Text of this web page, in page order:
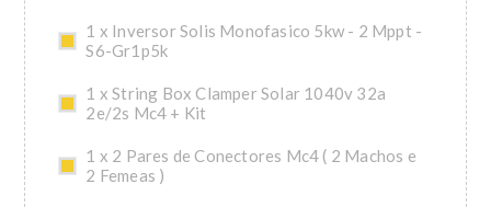
1 x Inversor Solis Monofasico 5kw - 2 Mppt -
S6-Gr1p5k
1 x String Box Clamper Solar 1040v 32a
2e/2s Mc4 + Kit
1 x 2 Pares de Conectores Mc4 ( 2 Machos e
2 Femeas )